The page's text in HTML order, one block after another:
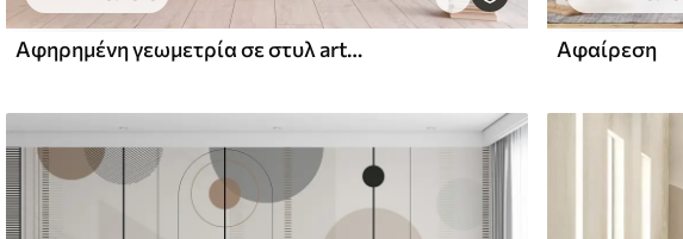
and Stick Αφηρημένη γεωμετρία σε στυλ art deco με ρετρό εφέ Αφαίρεση